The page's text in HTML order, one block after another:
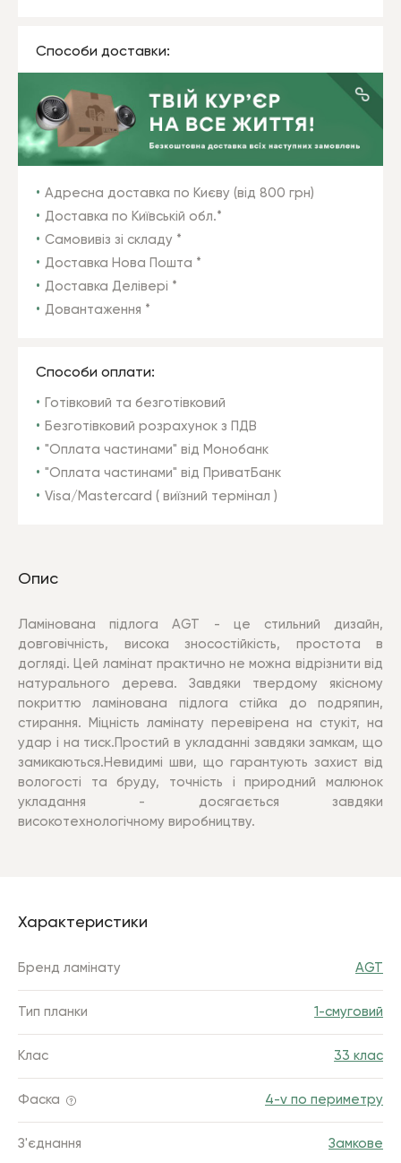
Способи доставки:
Адресна доставка по Києву (від 800 грн)
Доставка по Київській обл.*
Самовивіз зі складу *
Доставка Нова Пошта *
Доставка Делівері *
Довантаження *
Способи оплати:
Готівковий та безготівковий
Безготівковий розрахунок з ПДВ
"Оплата частинами" від Монобанк
"Оплата частинами" від ПриватБанк
Visa/Mastercard ( виїзний термінал )
Опис
Ламінована підлога AGT - це стильний дизайн,
довговічність, висока зносостійкість, простота в
догляді. Цей ламінат практично не можна відрізнити від
натурального дерева. Завдяки твердому якісному
покриттю ламінована підлога стійка до подряпин,
стирання. Міцність ламінату перевірена на стукіт, на
удар і на тиск. Простий в укладанні завдяки замкам, що
замикаються. Невидимі шви, що гарантують захист від
вологості та бруду, точність і природний малюнок
укладання - досягається завдяки
високотехнологічному виробництву.
Характеристики
Бренд ламінату AGT
Тип планки 1-смуговий
Клас 33 клас
Фаска 4-v по периметру
З'єднання Замкове